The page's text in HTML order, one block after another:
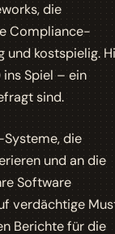
die
Compliance-
und kostspielig.
Spiel – ein
sind.
die
und an die
Software
verdächtige
Berichte für die